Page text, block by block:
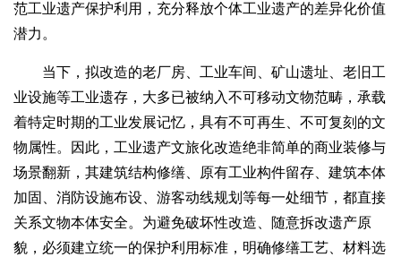
范工业遗产保护利用，充分释放个体工业遗产的差异化价值
潜力。
当下，拟改造的老厂房、工业车间、矿山遗址、老旧工
业设施等工业遗存，大多已被纳入不可移动文物范畴，承载
着特定时期的工业发展记忆，具有不可再生、不可复刻的文
物属性。因此，工业遗产文旅化改造绝非简单的商业装修与
场景翻新，其建筑结构修缮、原有工业构件留存、建筑本体
加固、消防设施布设、游客动线规划等每一处细节，都直接
关系文物本体安全。为避免破坏性改造、随意拆改遗产原
貌，必须建立统一的保护利用标准，明确修缮工艺、材料选